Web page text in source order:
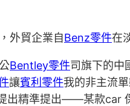
外貿企業自Benz零件在
Bentley零件司旗下的中
讓賓利零件我的非主流
出精準提出——某款car